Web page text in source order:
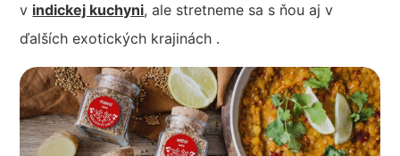
v indickej kuchyni, ale stretneme sa s ňou aj v
ďalších exotických krajinách .